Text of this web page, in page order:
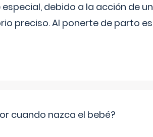
debido a la acción de un
preciso. Al ponerte de parto es
cuando nazca el bebé?